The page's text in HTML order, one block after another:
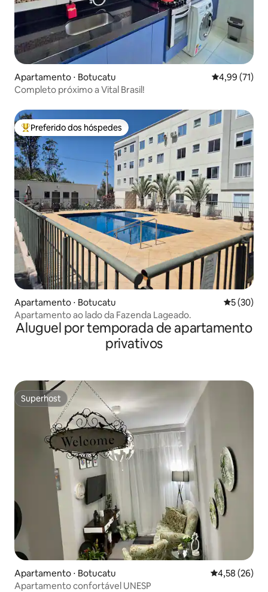
Apartamento ⋅ Botucatu 4,99 de uma
4,99 (71)
Completo próximo a Vital Brasil!
Entre os melhores preferidos dos hóspedes
Preferido dos hóspedes
Apartamento ⋅ Botucatu 5 de uma
5 (30)
Apartamento ao lado da Fazenda Lageado.
Aluguel por temporada de apartamento
privativos
Superhost
Superhost
Apartamento ⋅ Botucatu 4,58 de uma
4,58 (26)
Apartamento confortável UNESP